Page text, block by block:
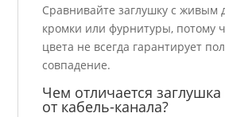
Сравнивайте заглушку с живым
кромки или фурнитуры, потому
цвета не всегда гарантирует
совпадение.
Чем отличается
от кабель-канала?